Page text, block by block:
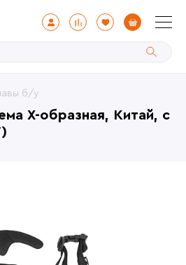
X-образная, Китай, с
б/у